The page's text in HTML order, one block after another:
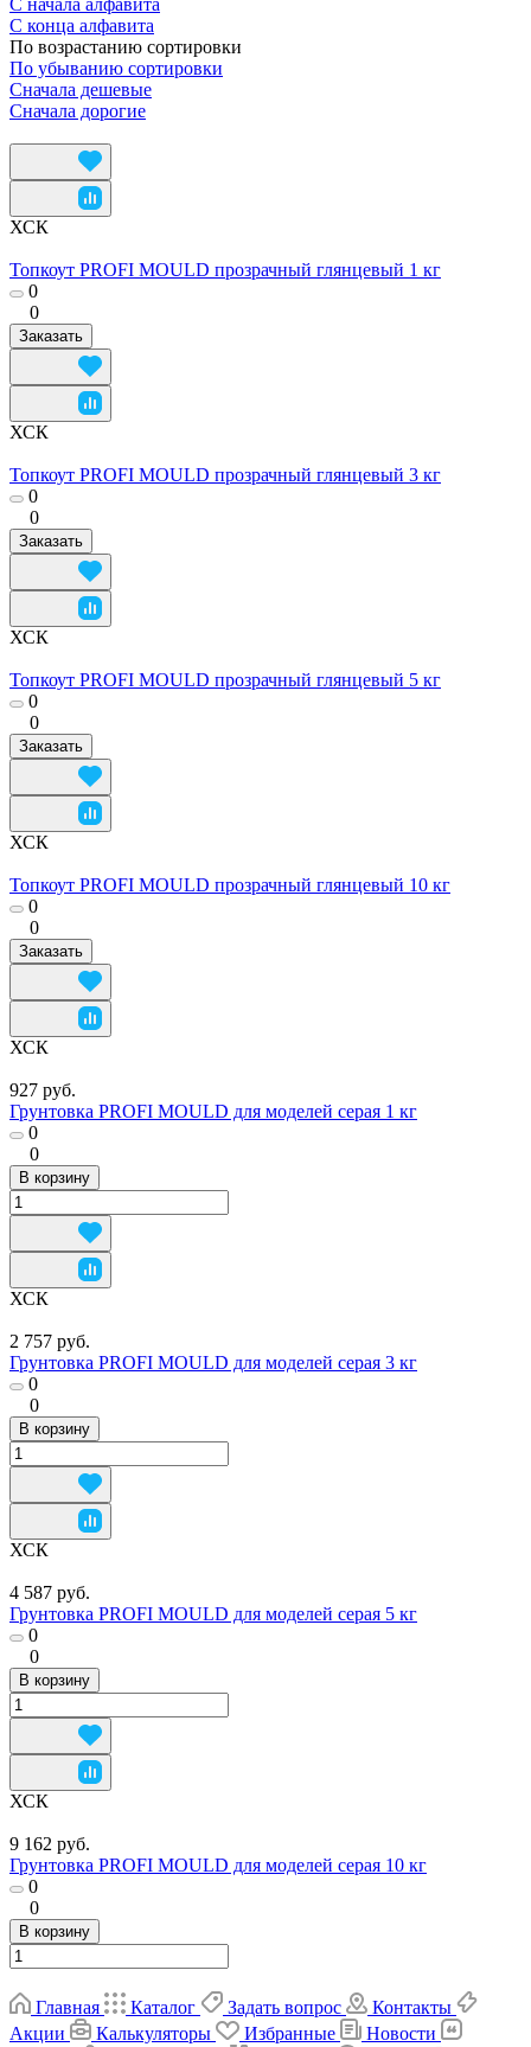
С конца алфавита
По возрастанию сортировки
По убыванию сортировки
Сначала дешевые
Сначала дорогие
ХСК
Топкоут PROFI MOULD прозрачный глянцевый 1 кг
0
0
Заказать
ХСК
Топкоут PROFI MOULD прозрачный глянцевый 3 кг
0
0
Заказать
ХСК
Топкоут PROFI MOULD прозрачный глянцевый 5 кг
0
0
Заказать
ХСК
Топкоут PROFI MOULD прозрачный глянцевый 10 кг
0
0
Заказать
ХСК
927 руб.
Грунтовка PROFI MOULD для моделей серая 1 кг
0
0
В корзину
ХСК
2 757 руб.
Грунтовка PROFI MOULD для моделей серая 3 кг
0
0
В корзину
ХСК
4 587 руб.
Грунтовка PROFI MOULD для моделей серая 5 кг
0
0
В корзину
ХСК
9 162 руб.
Грунтовка PROFI MOULD для моделей серая 10 кг
0
0
В корзину
Главная Каталог Задать вопрос
Контакты
Акции
Калькуляторы Избранные
Новости